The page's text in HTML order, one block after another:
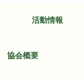
活動情報
協会概要